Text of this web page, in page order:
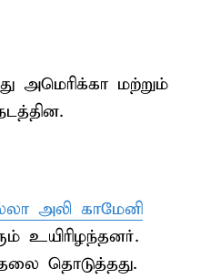
அமெரிக்கா மற்றும்
அலி காமேனி
உயிரிழந்தனர்.
தொடுத்தது.